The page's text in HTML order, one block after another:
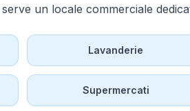
un locale commerciale
Lavanderie
Supermercati